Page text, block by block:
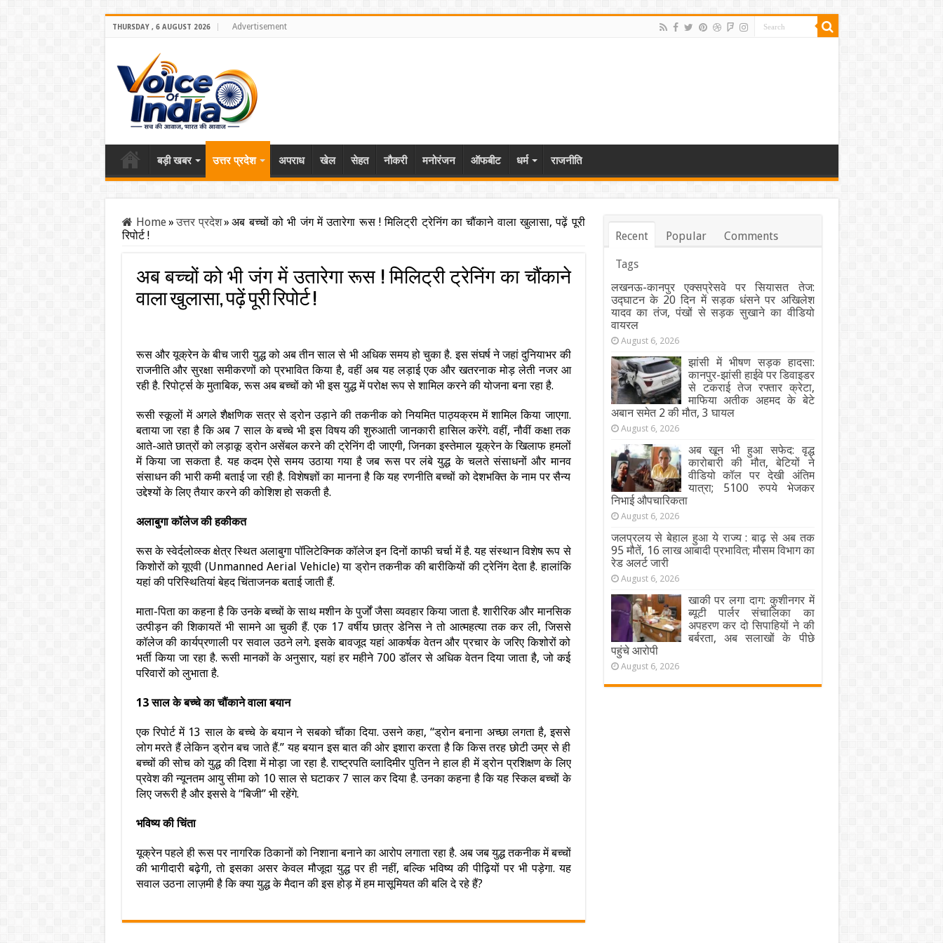
THURSDAY , 6 AUGUST 2026 Advertisement
बड़ी खबर उत्तर प्रदेश अपराध खेल सेहत नौकरी मनोरंजन ऑफबीट धर्म राजनीति
Home» उत्तर प्रदेश» अब बच्चों को भी जंग में उतारेगा रूस ! मिलिट्री ट्रेनिंग का चौंकाने वाला खुलासा, पढ़ें पूरी
रिपोर्ट !
अब बच्चों को भी जंग में उतारेगा रूस ! मिलिट्री ट्रेनिंग का चौंकाने
वाला खुलासा, पढ़ें पूरी रिपोर्ट !
रूस और यूक्रेन के बीच जारी युद्ध को अब तीन साल से भी अधिक समय हो चुका है. इस संघर्ष ने जहां दुनियाभर की
राजनीति और सुरक्षा समीकरणों को प्रभावित किया है, वहीं अब यह लड़ाई एक और खतरनाक मोड़ लेती नजर आ
रही है. रिपोर्ट्स के मुताबिक, रूस अब बच्चों को भी इस युद्ध में परोक्ष रूप से शामिल करने की योजना बना रहा है.
रूसी स्कूलों में अगले शैक्षणिक सत्र से ड्रोन उड़ाने की तकनीक को नियमित पाठ्यक्रम में शामिल किया जाएगा.
बताया जा रहा है कि अब 7 साल के बच्चे भी इस विषय की शुरुआती जानकारी हासिल करेंगे. वहीं, नौवीं कक्षा तक
आते-आते छात्रों को लड़ाकू ड्रोन असेंबल करने की ट्रेनिंग दी जाएगी, जिनका इस्तेमाल यूक्रेन के खिलाफ हमलों
में किया जा सकता है. यह कदम ऐसे समय उठाया गया है जब रूस पर लंबे युद्ध के चलते संसाधनों और मानव
संसाधन की भारी कमी बताई जा रही है. विशेषज्ञों का मानना है कि यह रणनीति बच्चों को देशभक्ति के नाम पर सैन्य
उद्देश्यों के लिए तैयार करने की कोशिश हो सकती है.
अलाबुगा कॉलेज की हकीकत
रूस के स्वेर्दलोव्स्क क्षेत्र स्थित अलाबुगा पॉलिटेक्निक कॉलेज इन दिनों काफी चर्चा में है. यह संस्थान विशेष रूप से
किशोरों को यूएवी (Unmanned Aerial Vehicle) या ड्रोन तकनीक की बारीकियों की ट्रेनिंग देता है. हालांकि
यहां की परिस्थितियां बेहद चिंताजनक बताई जाती हैं.
माता-पिता का कहना है कि उनके बच्चों के साथ मशीन के पुर्जों जैसा व्यवहार किया जाता है. शारीरिक और मानसिक
उत्पीड़न की शिकायतें भी सामने आ चुकी हैं. एक 17 वर्षीय छात्र डेनिस ने तो आत्महत्या तक कर ली, जिससे
कॉलेज की कार्यप्रणाली पर सवाल उठने लगे. इसके बावजूद यहां आकर्षक वेतन और प्रचार के जरिए किशोरों को
भर्ती किया जा रहा है. रूसी मानकों के अनुसार, यहां हर महीने 700 डॉलर से अधिक वेतन दिया जाता है, जो कई
परिवारों को लुभाता है.
13 साल के बच्चे का चौंकाने वाला बयान
एक रिपोर्ट में 13 साल के बच्चे के बयान ने सबको चौंका दिया. उसने कहा, “ड्रोन बनाना अच्छा लगता है, इससे
लोग मरते हैं लेकिन ड्रोन बच जाते हैं.” यह बयान इस बात की ओर इशारा करता है कि किस तरह छोटी उम्र से ही
बच्चों की सोच को युद्ध की दिशा में मोड़ा जा रहा है. राष्ट्रपति व्लादिमीर पुतिन ने हाल ही में ड्रोन प्रशिक्षण के लिए
प्रवेश की न्यूनतम आयु सीमा को 10 साल से घटाकर 7 साल कर दिया है. उनका कहना है कि यह स्किल बच्चों के
लिए जरूरी है और इससे वे “बिजी” भी रहेंगे.
भविष्य की चिंता
यूक्रेन पहले ही रूस पर नागरिक ठिकानों को निशाना बनाने का आरोप लगाता रहा है. अब जब युद्ध तकनीक में बच्चों
की भागीदारी बढ़ेगी, तो इसका असर केवल मौजूदा युद्ध पर ही नहीं, बल्कि भविष्य की पीढ़ियों पर भी पड़ेगा. यह
सवाल उठना लाज़मी है कि क्या युद्ध के मैदान की इस होड़ में हम मासूमियत की बलि दे रहे हैं?
Recent Popular Comments
Tags
लखनऊ-कानपुर एक्सप्रेसवे पर सियासत तेज:
उद्घाटन के 20 दिन में सड़क धंसने पर अखिलेश
यादव का तंज, पंखों से सड़क सुखाने का वीडियो
वायरल
August 6, 2026
झांसी में भीषण सड़क हादसा:
कानपुर-झांसी हाईवे पर डिवाइडर
से टकराई तेज रफ्तार क्रेटा,
माफिया अतीक अहमद के बेटे
अबान समेत 2 की मौत, 3 घायल
August 6, 2026
अब खून भी हुआ सफेद: वृद्ध
कारोबारी की मौत, बेटियों ने
वीडियो कॉल पर देखी अंतिम
यात्रा; 5100 रुपये भेजकर
निभाई औपचारिकता
August 6, 2026
जलप्रलय से बेहाल हुआ ये राज्य : बाढ़ से अब तक
95 मौतें, 16 लाख आबादी प्रभावित; मौसम विभाग का
रेड अलर्ट जारी
August 6, 2026
खाकी पर लगा दाग: कुशीनगर में
ब्यूटी पार्लर संचालिका का
अपहरण कर दो सिपाहियों ने की
बर्बरता, अब सलाखों के पीछे
पहुंचे आरोपी
August 6, 2026